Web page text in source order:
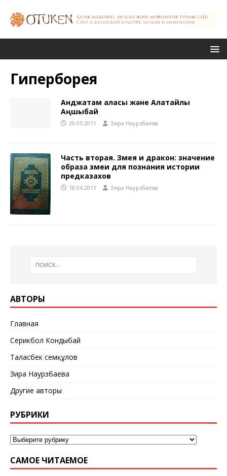
Гиперборея
Анджатам қаласы және Алатайлы
Аңшыбай
29.05.2011 Зира Наурзбаева
Часть вторая. Змея и дракон: значение
образа змеи для познания истории
предказахов
18.04.2011 Зира Наурзбаева
АВТОРЫ
Главная
Серикбол Кондыбай
Таласбек Әсемқұлов
Зира Наурзбаева
Другие авторы
РУБРИКИ
САМОЕ ЧИТАЕМОЕ